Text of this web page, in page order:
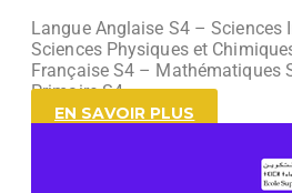
Langue Anglaise S4 – Sciences
Sciences Physiques et
Française S4 – Mathématiques
Primaire S4
EN SAVOIR PLUS